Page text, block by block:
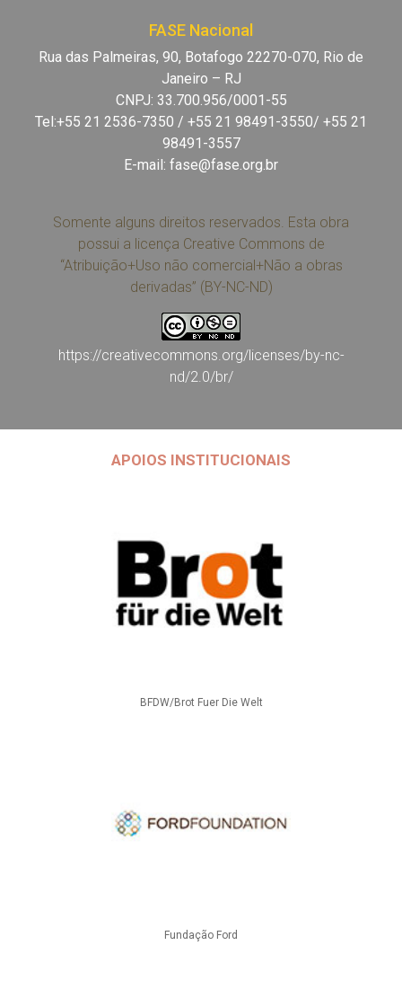
FASE Nacional
Rua das Palmeiras, 90, Botafogo 22270-070, Rio de
Janeiro – RJ
CNPJ: 33.700.956/0001-55
Tel:+55 21 2536-7350 / +55 21 98491-3550/ +55 21
98491-3557
E-mail: fase@fase.org.br
Somente alguns direitos reservados. Esta obra
possui a licença Creative Commons de
“Atribuição+Uso não comercial+Não a obras
derivadas” (BY-NC-ND)
https://creativecommons.org/licenses/by-nc-
nd/2.0/br/
APOIOS INSTITUCIONAIS
BFDW/Brot Fuer Die Welt
Fundação Ford